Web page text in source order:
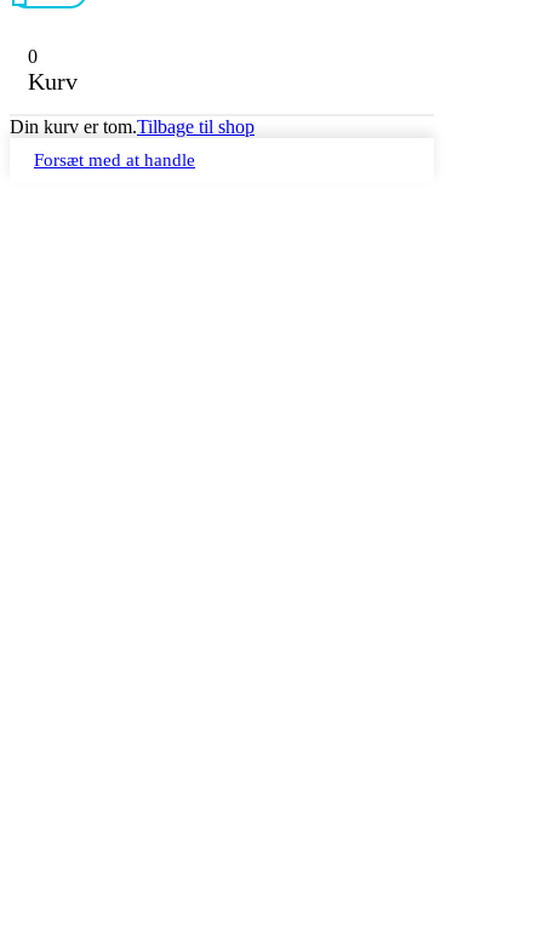
0
Kurv
Din kurv er tom.Tilbage til shop
Forsæt med at handle